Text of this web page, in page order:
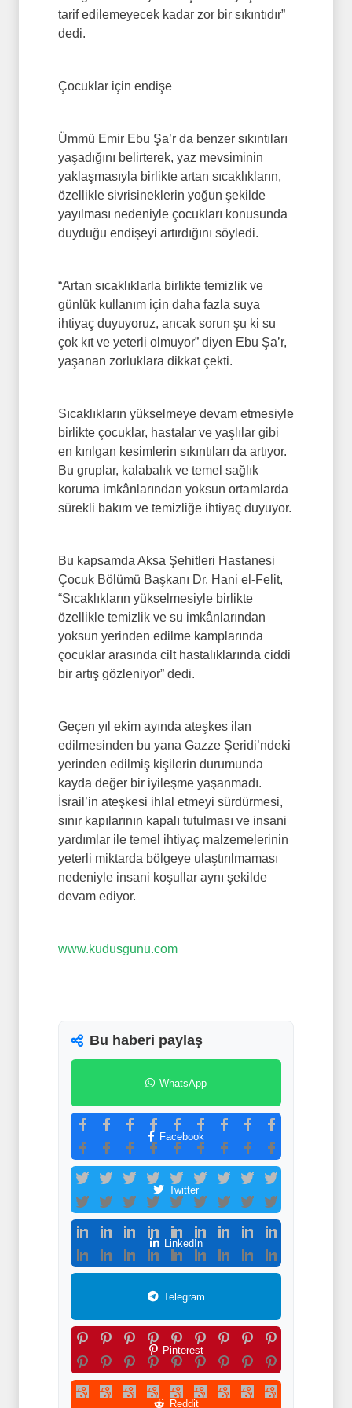
tarif edilemeyecek kadar zor bir sıkıntıdır”
dedi.
Çocuklar için endişe
Ümmü Emir Ebu Şa’r da benzer sıkıntıları
yaşadığını belirterek, yaz mevsiminin
yaklaşmasıyla birlikte artan sıcaklıkların,
özellikle sivrisineklerin yoğun şekilde
yayılması nedeniyle çocukları konusunda
duyduğu endişeyi artırdığını söyledi.
“Artan sıcaklıklarla birlikte temizlik ve
günlük kullanım için daha fazla suya
ihtiyaç duyuyoruz, ancak sorun şu ki su
çok kıt ve yeterli olmuyor” diyen Ebu Şa’r,
yaşanan zorluklara dikkat çekti.
Sıcaklıkların yükselmeye devam etmesiyle
birlikte çocuklar, hastalar ve yaşlılar gibi
en kırılgan kesimlerin sıkıntıları da artıyor.
Bu gruplar, kalabalık ve temel sağlık
koruma imkânlarından yoksun ortamlarda
sürekli bakım ve temizliğe ihtiyaç duyuyor.
Bu kapsamda Aksa Şehitleri Hastanesi
Çocuk Bölümü Başkanı Dr. Hani el-Felit,
“Sıcaklıkların yükselmesiyle birlikte
özellikle temizlik ve su imkânlarından
yoksun yerinden edilme kamplarında
çocuklar arasında cilt hastalıklarında ciddi
bir artış gözleniyor” dedi.
Geçen yıl ekim ayında ateşkes ilan
edilmesinden bu yana Gazze Şeridi’ndeki
yerinden edilmiş kişilerin durumunda
kayda değer bir iyileşme yaşanmadı.
İsrail’in ateşkesi ihlal etmeyi sürdürmesi,
sınır kapılarının kapalı tutulması ve insani
yardımlar ile temel ihtiyaç malzemelerinin
yeterli miktarda bölgeye ulaştırılmaması
nedeniyle insani koşullar aynı şekilde
devam ediyor.
www.kudusgunu.com
Bu haberi paylaş
WhatsApp
Facebook
Twitter
LinkedIn
Telegram
Pinterest
Reddit